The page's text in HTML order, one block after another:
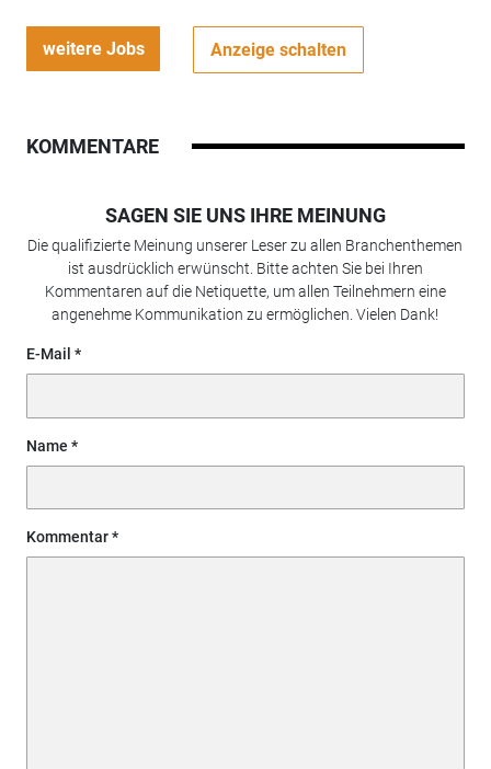
weitere Jobs Anzeige schalten
KOMMENTARE
SAGEN SIE UNS IHRE MEINUNG
Die qualifizierte Meinung unserer Leser zu allen Branchenthemen
ist ausdrücklich erwünscht. Bitte achten Sie bei Ihren
Kommentaren auf die Netiquette, um allen Teilnehmern eine
angenehme Kommunikation zu ermöglichen. Vielen Dank!
E-Mail
Name
Kommentar